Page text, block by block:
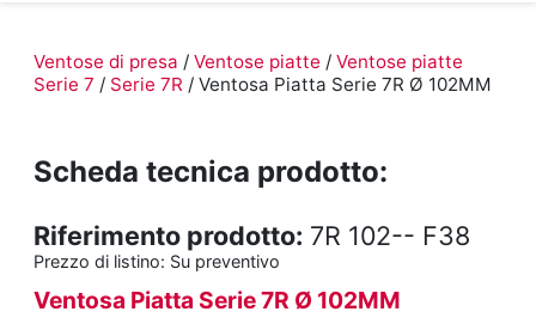
Ventose di presa / Ventose piatte / Ventose piatte
Serie 7 / Serie 7R / Ventosa Piatta Serie 7R Ø 102MM
Scheda tecnica prodotto:
Riferimento prodotto: 7R 102-- F38
Prezzo di listino: Su preventivo
Ventosa Piatta Serie 7R Ø 102MM